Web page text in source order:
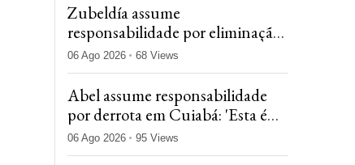
Zubeldía assume
responsabilidade por eliminação
do Fluminense na Copa do
Brasil: 'Jogamos mal'
06 Ago 2026 68 Views
Abel assume responsabilidade
por derrota em Cuiabá: 'Esta é
daquelas derrotas que doem
menos'
06 Ago 2026 95 Views